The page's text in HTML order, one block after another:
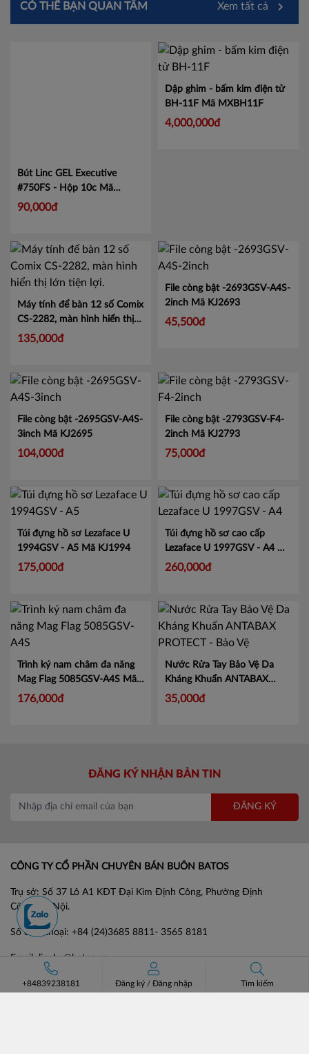
CÓ THỂ BẠN QUAN TÂM Xem tất cả
Bút Linc GEL Executive
#750FS - Hộp 10c Mã
LIN750
90,000đ
Dập ghim - bấm kim điện tử
BH-11F Mã MXBH11F
4,000,000đ
Máy tính để bàn 12 số Comix
CS-2282, màn hình hiển thị
lớn tiện lợi.
135,000đ
File còng bật -2693GSV-A4S-
2inch Mã KJ2693
45,500đ
File còng bật -2695GSV-A4S-
3inch Mã KJ2695
104,000đ
File còng bật -2793GSV-F4-
2inch Mã KJ2793
75,000đ
Túi đựng hồ sơ Lezaface U
1994GSV - A5 Mã KJ1994
175,000đ
Túi đựng hồ sơ cao cấp
Lezaface U 1997GSV - A4 Mã
KJ1997
260,000đ
Trình ký nam châm đa năng
Mag Flag 5085GSV-A4S Mã
KJ5085
176,000đ
Nước Rửa Tay Bảo Vệ Da
Kháng Khuẩn ANTABAX
PROTECT - Bảo Vệ
35,000đ
ĐĂNG KÝ NHẬN BẢN TIN
ĐĂNG KÝ
CÔNG TY CỔ PHẦN CHUYÊN BÁN BUÔN BATOS
Trụ sở: Số 37 Lô A1 KĐT Đại Kim Định Công, Phường Định
Công, Hà Nội.
Số điện thoại: +84 (24)3685 8811- 3565 8181
Email: lienhe@batos.vn
Mã số thuế: 0102806631
+84839238181 Đăng ký /Đăng nhập Tìm kiếm